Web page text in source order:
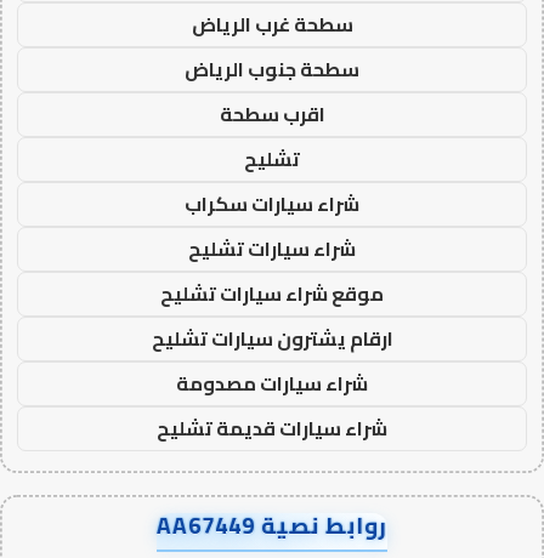
سطحة غرب الرياض
سطحة جنوب الرياض
اقرب سطحة
تشليح
شراء سيارات سكراب
شراء سيارات تشليح
موقع شراء سيارات تشليح
ارقام يشترون سيارات تشليح
شراء سيارات مصدومة
شراء سيارات قديمة تشليح
روابط نصية AA67449